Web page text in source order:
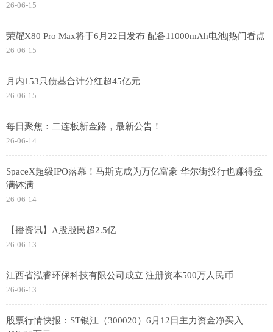
26-06-15
荣耀X80 Pro Max将于6月22日发布 配备11000mAh电池|热门看点
26-06-15
月内153只债基合计分红超45亿元
26-06-15
每日聚焦：二连板新金路，最新公告！
26-06-14
SpaceX超级IPO落幕！马斯克成为万亿富豪 华尔街投行也赚得盆
满钵满
26-06-14
【播资讯】A股股民超2.5亿
26-06-13
江西省泓睿环保科技有限公司成立 注册资本500万人民币
26-06-13
股票行情快报：ST银江（300020）6月12日主力资金净买入